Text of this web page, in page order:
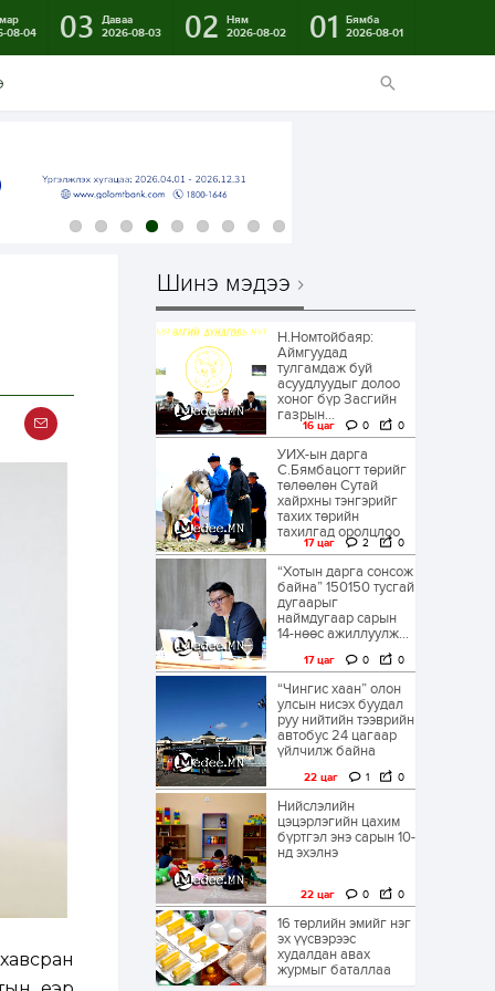
08-04
03
Даваа
2026-08-03
02
Ням
2026-08-02
01
Бямба
2026-08-01
Шинэ мэдээ
Н.Номтойбаяр:
Аймгуудад
тулгамдаж буй
асуудлуудыг долоо
хоног бүр Засгийн
газрын...
16 цаг 0 0
УИХ-ын дарга
С.Бямбацогт төрийг
төлөөлөн Сутай
хайрхны тэнгэрийг
тахих төрийн
тахилгад оролцлоо
17 цаг 2 0
“Хотын дарга сонсож
байна” 150150 тусгай
дугаарыг
наймдугаар сарын
14-нөөс ажиллуулж...
17 цаг 0 0
“Чингис хаан” олон
улсын нисэх буудал
руу нийтийн тээврийн
автобус 24 цагаар
үйлчилж байна
22 цаг 1 0
Нийслэлийн
цэцэрлэгийн цахим
бүртгэл энэ сарын 10-
нд эхэлнэ
22 цаг 0 0
16 төрлийн эмийг нэг
эх үүсвэрээс
худалдан авах
журмыг баталлаа